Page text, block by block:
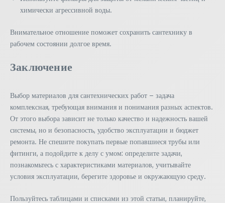
химически агрессивной воды.
Внимательное отношение поможет сохранить сантехнику в
рабочем состоянии долгое время.
Заключение
Выбор материалов для сантехнических работ – задача
комплексная, требующая внимания и понимания разных аспектов.
От этого выбора зависит не только качество и надежность вашей
системы, но и безопасность, удобство эксплуатации и бюджет
ремонта. Не спешите покупать первые попавшиеся трубы или
фитинги, а подойдите к делу с умом: определите задачи,
познакомьтесь с характеристиками материалов, учитывайте
условия эксплуатации, берегите здоровье и окружающую среду.
Пользуйтесь таблицами и списками из этой статьи, планируйте,